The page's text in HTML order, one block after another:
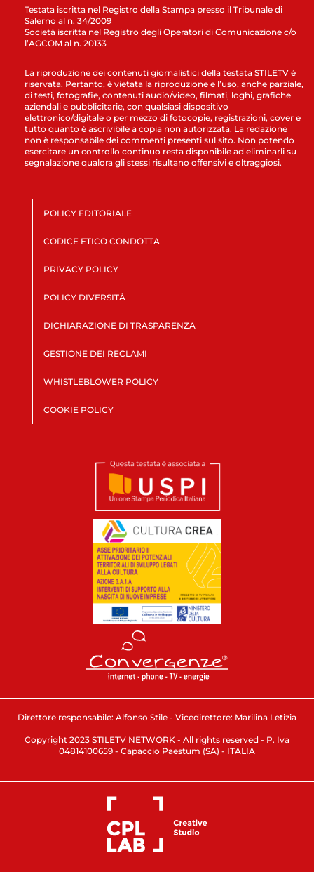
Testata iscritta nel Registro della Stampa presso il Tribunale di
Salerno al n. 34/2009
Società iscritta nel Registro degli Operatori di Comunicazione c/o
l’AGCOM al n. 20133
La riproduzione dei contenuti giornalistici della testata STILETV è
riservata. Pertanto, è vietata la riproduzione e l’uso, anche parziale,
di testi, fotografie, contenuti audio/video, filmati, loghi, grafiche
aziendali e pubblicitarie, con qualsiasi dispositivo
elettronico/digitale o per mezzo di fotocopie, registrazioni, cover e
tutto quanto è ascrivibile a copia non autorizzata. La redazione
non è responsabile dei commenti presenti sul sito. Non potendo
esercitare un controllo continuo resta disponibile ad eliminarli su
segnalazione qualora gli stessi risultano offensivi e oltraggiosi.
POLICY EDITORIALE
CODICE ETICO CONDOTTA
PRIVACY POLICY
POLICY DIVERSITÀ
DICHIARAZIONE DI TRASPARENZA
GESTIONE DEI RECLAMI
WHISTLEBLOWER POLICY
COOKIE POLICY
Direttore responsabile: Alfonso Stile - Vicedirettore: Marilina Letizia
Copyright 2023 STILETV NETWORK - All rights reserved - P. Iva
04814100659 - Capaccio Paestum (SA) - ITALIA